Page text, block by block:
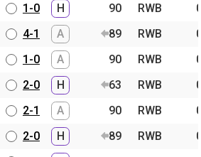
1-0 H 90 RWB
4-1 A 89 RWB
1-0 A 90 RWB
2-0 H 63 RWB
2-1 A 90 RWB
2-0 H 89 RWB